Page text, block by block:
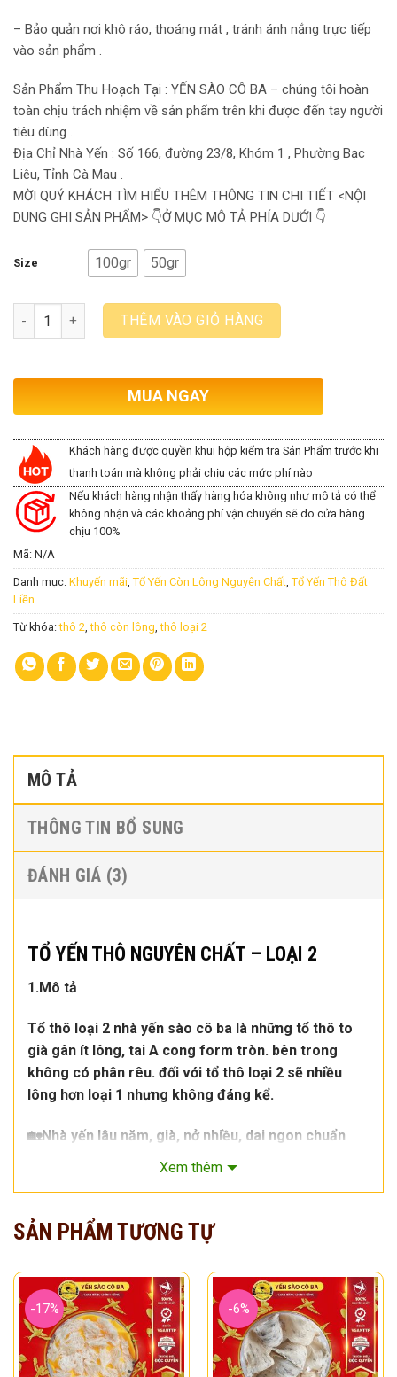
– Bảo quản nơi khô ráo, thoáng mát , tránh ánh nắng trực tiếp
vào sản phẩm .
Sản Phẩm Thu Hoạch Tại : YẾN SÀO CÔ BA – chúng tôi hoàn
toàn chịu trách nhiệm về sản phẩm trên khi được đến tay người
tiêu dùng .
Địa Chỉ Nhà Yến : Số 166, đường 23/8, Khóm 1 , Phường Bạc
Liêu, Tỉnh Cà Mau .
MỜI QUÝ KHÁCH TÌM HIỂU THÊM THÔNG TIN CHI TIẾT <NỘI
DUNG GHI SẢN PHẨM> 👇Ở MỤC MÔ TẢ PHÍA DƯỚI 👇
Size 100gr 50gr
Số lượng THÊM VÀO GIỎ HÀNG
MUA NGAY
Khách hàng được quyền khui hộp kiểm tra Sản Phẩm trước khi
thanh toán mà không phải chịu các mức phí nào
Nếu khách hàng nhận thấy hàng hóa không như mô tả có thể
không nhận và các khoảng phí vận chuyển sẽ do cửa hàng
chịu 100%
Mã: N/A
Danh mục: Khuyến mãi Tổ Yến Còn Lông Nguyên Chất Tổ Yến Thô Đất
Liền
Từ khóa:thô 2 ,thô còn lông ,thô loại 2
MÔ TẢ
THÔNG TIN BỔ SUNG
ĐÁNH GIÁ (3)
TỔ YẾN THÔ NGUYÊN CHẤT – LOẠI 2
1.Mô tả
Tổ thô loại 2 nhà yến sào cô ba là những tổ thô to
già gân ít lông, tai A cong form tròn. bên trong
không có phân rêu. đối với tổ thô loại 2 sẽ nhiều
lông hơn loại 1 nhưng không đáng kể.
🏡Nhà yến lâu năm, già, nở nhiều, dai ngon chuẩn
Tổ yến còn lông loại 2 được tuyển chọn theo tiêu
chuẩn cao cấp của Yến Sào Cô Ba tại nhà yến Bạc
Liêu – Nha Trang , trọng lượng từ 8gr đến >12gr/tổ.
trắng ngà sẫm, còn lông. Tiết kiệm 30% thời gian
làm sạch tổ so với loại thường và độ hao chỉ chiếm
10 ~ 15% vì rất ít lông .
🥣Độ Nở Tiêu Chuẩn: 100gr Yến Thô = 800gr Yến
Xem thêm
Xem thêm
SẢN PHẨM TƯƠNG TỰ
-17% -6%